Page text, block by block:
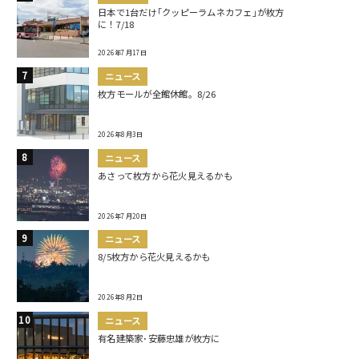
日本で1台だけ｢クッピーラムネカフェ｣が枚方
に！7/18
2026年7月17日
ニュース
枚方モールが全館休館。8/26
2026年8月3日
ニュース
あさって枚方から花火見えるかも
2026年7月20日
ニュース
8/5枚方から花火見えるかも
2026年8月2日
ニュース
有名建築家･安藤忠雄が枚方に